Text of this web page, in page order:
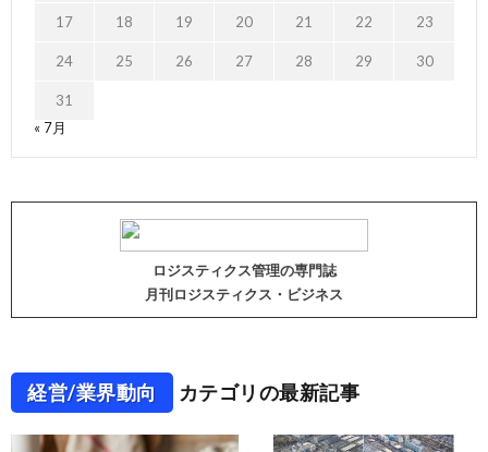
17 18 19 20 21 22 23
24 25 26 27 28 29 30
31
« 7月
ロジスティクス管理の専門誌
月刊ロジスティクス・ビジネス
経営/業界動向 カテゴリの最新記事